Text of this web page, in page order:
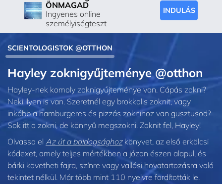
ÖNMAGAD
Ingyenes online
személyiségteszt
INDULÁS
SCIENTOLOGISTOK @OTTHON
Hayley zoknigyűjteménye @otthon
Hayley-nek komoly zoknigyűjteménye van. Cápás zokni?
Neki ilyen is van. Szeretnél egy brokkolis zoknit, vagy
inkább a hamburgeres és pizzás zoknihoz van gusztusod?
Sok itt a zokni, de könnyű megszokni. Zoknit fel, Hayley!
Olvassa el Az út a boldogsághozkönyvet, az első erkölcsi
kódexet, amely teljes mértékben a józan észen alapul, és
bárki követheti fajra, színre vagy vallási hovatartozásra való
tekintet nélkül. Már több mint 110 nyelvre fordították le.